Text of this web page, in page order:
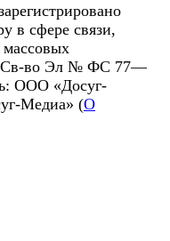
в сфере связи,
Св-во Эл № ФС 77—
ООО «Досуг-
Медиа» (О